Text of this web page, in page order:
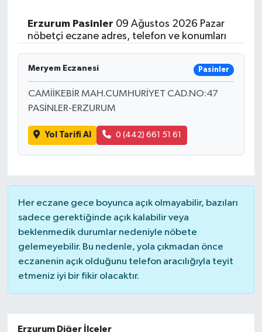
Erzurum Pasinler 09 Ağustos 2026 Pazar
nöbetçi eczane adres, telefon ve konumları
Meryem Eczanesi Pasinler
CAMİİKEBİR MAH.CUMHURİYET CAD.NO:47
PASİNLER-ERZURUM
Yol Tarifi Al 0 (442) 661 51 61
Her eczane gece boyunca açık olmayabilir, bazıları
sadece gerektiğinde açık kalabilir veya
beklenmedik durumlar nedeniyle nöbete
gelemeyebilir. Bu nedenle, yola çıkmadan önce
eczanenin açık olduğunu telefon aracılığıyla teyit
etmeniz iyi bir fikir olacaktır.
Erzurum Diğer İlçeler